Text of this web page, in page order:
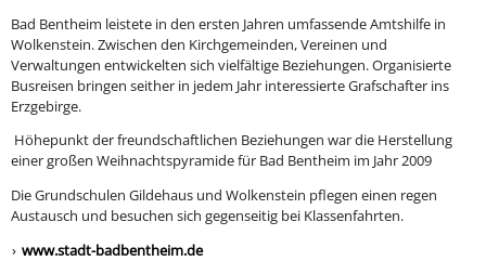
Bad Bentheim leistete in den ersten Jahren umfassende Amtshilfe in
Wolkenstein. Zwischen den Kirchgemeinden, Vereinen und
Verwaltungen entwickelten sich vielfältige Beziehungen. Organisierte
Busreisen bringen seither in jedem Jahr interessierte Grafschafter ins
Erzgebirge.
Höhepunkt der freundschaftlichen Beziehungen war die Herstellung
einer großen Weihnachtspyramide für Bad Bentheim im Jahr 2009
Die Grundschulen Gildehaus und Wolkenstein pflegen einen regen
Austausch und besuchen sich gegenseitig bei Klassenfahrten.
www.stadt-badbentheim.de